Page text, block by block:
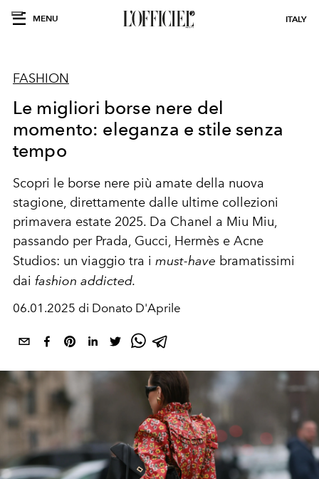
MENU ITALY
FASHION
Le migliori borse nere del
momento: eleganza e stile senza
tempo
Scopri le borse nere più amate della nuova
stagione, direttamente dalle ultime collezioni
primavera estate 2025. Da Chanel a Miu Miu,
passando per Prada, Gucci, Hermès e Acne
Studios: un viaggio tra i must-have bramatissimi
dai fashion addicted.
06.01.2025 di Donato D'Aprile